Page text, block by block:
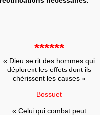
******
« Dieu se rit des hommes qui
déplorent les effets dont ils
chérissent les causes »
Bossuet
« Celui qui combat peut